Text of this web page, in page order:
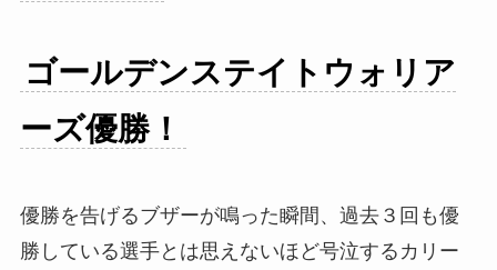
ゴールデンステイトウォリア
ーズ優勝！
優勝を告げるブザーが鳴った瞬間、過去３回も優
勝している選手とは思えないほど号泣するカリー